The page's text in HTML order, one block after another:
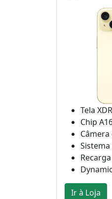
Tela
Chip
Câmera
Ir à Loja